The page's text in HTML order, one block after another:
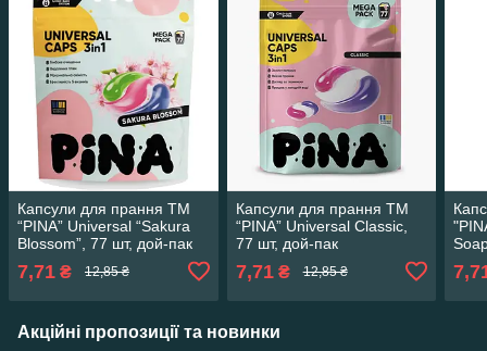
Капсули для прання ТМ
“PINA” Universal “Sakura
Blossom”, 77 шт, дой-пак
7,71 ₴ 12,85 ₴
Капсули для прання ТМ
“PINA” Universal Classic,
77 шт, дой-пак
7,71₴ 12,85 ₴
Акційні пропозиції та новинки